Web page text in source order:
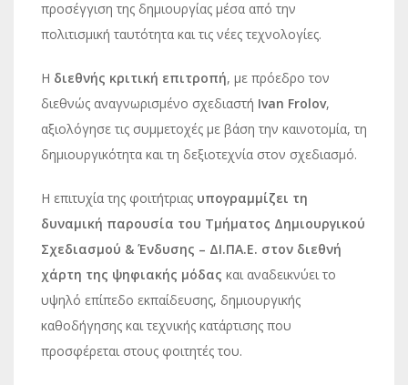
προσέγγιση της δημιουργίας μέσα από την
πολιτισμική ταυτότητα και τις νέες τεχνολογίες.
Η διεθνής κριτική επιτροπή, με πρόεδρο τον
διεθνώς αναγνωρισμένο σχεδιαστή Ivan Frolov,
αξιολόγησε τις συμμετοχές με βάση την καινοτομία, τη
δημιουργικότητα και τη δεξιοτεχνία στον σχεδιασμό.
Η επιτυχία της φοιτήτριας υπογραμμίζει τη
δυναμική παρουσία του Τμήματος Δημιουργικού
Σχεδιασμού & Ένδυσης – ΔΙ.ΠΑ.Ε. στον διεθνή
χάρτη της ψηφιακής μόδας και αναδεικνύει το
υψηλό επίπεδο εκπαίδευσης, δημιουργικής
καθοδήγησης και τεχνικής κατάρτισης που
προσφέρεται στους φοιτητές του.